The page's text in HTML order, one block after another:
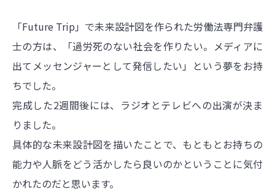
「Future Trip」で未来設計図を作られた労働法専門弁護
士の方は、「過労死のない社会を作りたい。メディアに
出てメッセンジャーとして発信したい」という夢をお持
ちでした。
完成した2週間後には、ラジオとテレビへの出演が決ま
りました。
具体的な未来設計図を描いたことで、もともとお持ちの
能力や人脈をどう活かしたら良いのかということに気付
かれたのだと思います。